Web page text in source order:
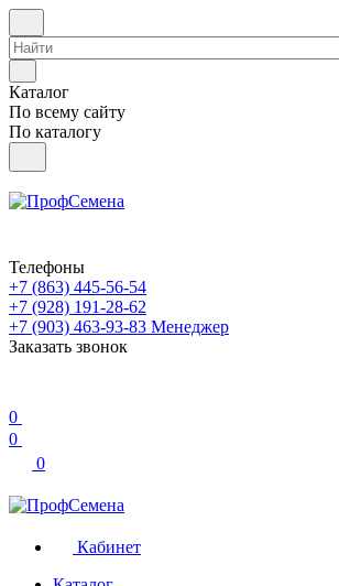
Каталог
По всему сайту
По каталогу
Телефоны
+7 (863) 445-56-54
+7 (928) 191-28-62
+7 (903) 463-93-83 Менеджер
Заказать звонок
0
0
0
Кабинет